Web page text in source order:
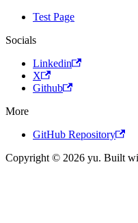
Test Page
Socials
Linkedin
X
Github
More
GitHub Repository
Copyright © 2026 yu. Built